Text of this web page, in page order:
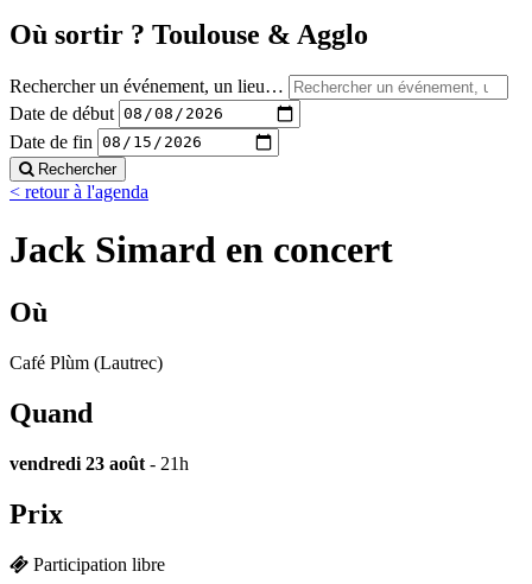
Où sortir ? Toulouse & Agglo
Rechercher un événement, un lieu…
Date de début
Date de fin
Rechercher
< retour à l'agenda
Jack Simard en concert
Où
Café Plùm (Lautrec)
Quand
vendredi 23 août - 21h
Prix
Participation libre